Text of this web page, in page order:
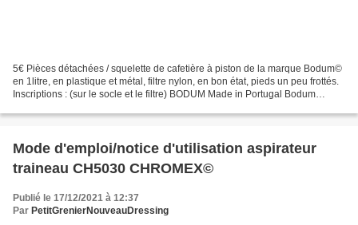
5€ Pièces détachées / squelette de cafetière à piston de la marque Bodum©
en 1litre, en plastique et métal, filtre nylon, en bon état, pieds un peu frottés.
Inscriptions : (sur le socle et le filtre) BODUM Made in Portugal Bodum
Mode d'emploi/notice d'utilisation aspirateur
traineau CH5030 CHROMEX©
Publié le 17/12/2021 à 12:37
Par PetitGrenierNouveauDressing